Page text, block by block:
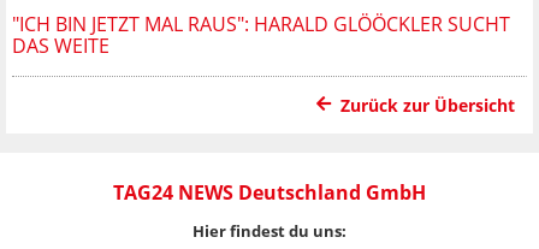
"ICH BIN JETZT MAL RAUS": HARALD GLÖÖCKLER SUCHT
DAS WEITE
Zurück zur Übersicht
TAG24 NEWS Deutschland GmbH
Hier findest du uns: